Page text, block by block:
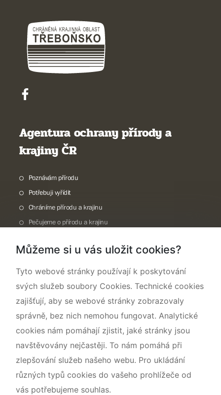
Agentura ochrany přírody a
krajiny ČR
Poznávám přírodu
Potřebuji vyřídit
Chráníme přírodu a krajinu
Pečujeme o přírodu a krajinu
O nás
Můžeme si u vás uložit cookies?
Tyto webové stránky používají k poskytování
svých služeb soubory Cookies. Technické cookies
zajišťují, aby se webové stránky zobrazovaly
správně, bez nich nemohou fungovat. Analytické
cookies nám pomáhají zjistit, jaké stránky jsou
navštěvovány nejčastěji. To nám pomáhá při
zlepšování služeb našeho webu. Pro ukládání
různých typů cookies do vašeho prohlížeče od
vás potřebujeme souhlas.